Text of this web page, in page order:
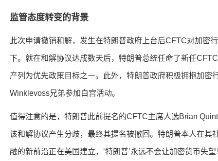
监管态度转变的背景
此次申请撤销和解，发生在特朗普政府上台后CFTC对加密
下。就在和解协议达成数天后，特朗普总统任命了新任
产列为优先政策目标之一。此外，特朗普政府积极拥抱加密
Winklevoss兄弟参加白宫活动。
值得注意的是，特朗普此前提名的CFTC主席人选Brian
该和解协议产生分歧，最终其提名被撤回。特朗普本人在其
融的新前沿正在美国建立，‘特朗普’永远不会让加密货币失望